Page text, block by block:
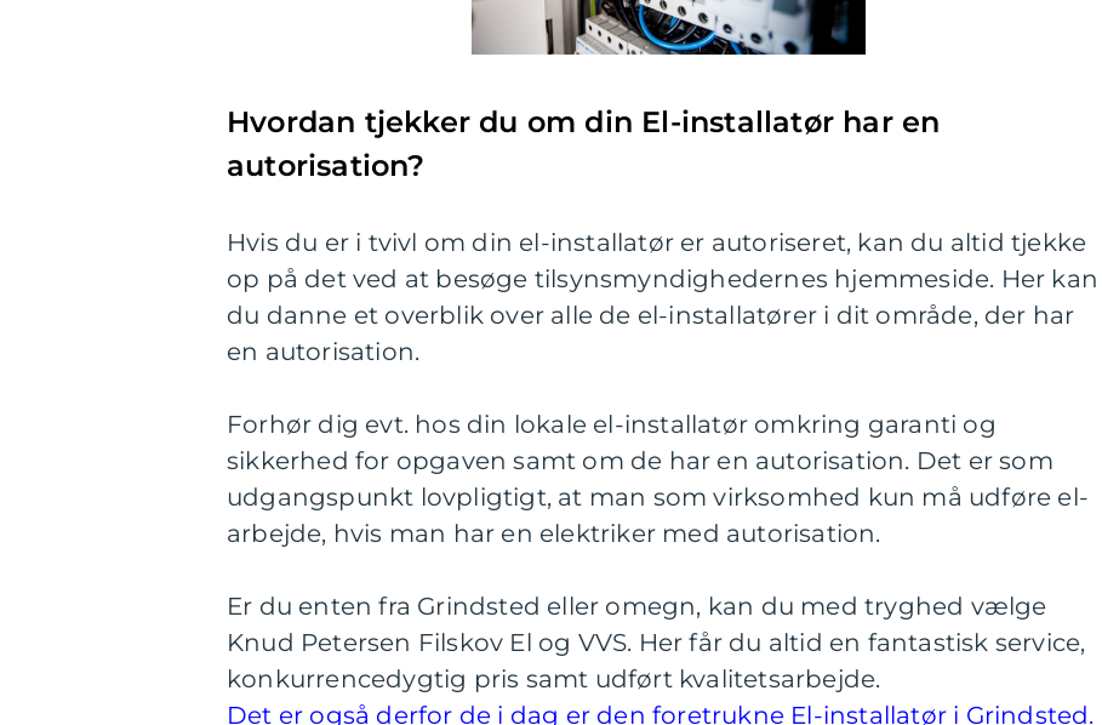
Hvordan tjekker du om din El-installatør har en
autorisation?
Hvis du er i tvivl om din el-installatør er autoriseret, kan du altid tjekke
op på det ved at besøge tilsynsmyndighedernes hjemmeside. Her kan
du danne et overblik over alle de el-installatører i dit område, der har
en autorisation.
Forhør dig evt. hos din lokale el-installatør omkring garanti og
sikkerhed for opgaven samt om de har en autorisation. Det er som
udgangspunkt lovpligtigt, at man som virksomhed kun må udføre el-
arbejde, hvis man har en elektriker med autorisation.
Er du enten fra Grindsted eller omegn, kan du med tryghed vælge
Knud Petersen Filskov El og VVS. Her får du altid en fantastisk service,
konkurrencedygtig pris samt udført kvalitetsarbejde.
Det er også derfor de i dag er den foretrukne El-installatør i Grindsted.